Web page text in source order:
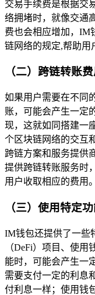
交易手续费是根据交
络拥堵时，就像交通
费也会相应增加，IM
链网络的规定,帮助用
（二）跨链转账费
如果用户需要在不同
账，可能会产生一定
现，这就如同搭建一
个区块链网络的交互
跨链方案和服务提供
提供跨链转账服务时
用户收取相应的费用。
（三）使用特定
IM钱包还提供了一些
（DeFi）项目、使
能时，可能会产生一
需要支付一定的利息
付利息一样；使用钱